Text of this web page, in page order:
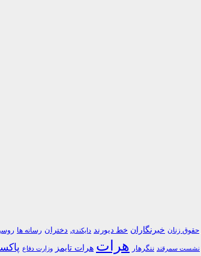
حقوق زنان خبرنگاران خط دیورند دایکندی دختران رسانه ها
نشست سمرقند ننگرهار هرات هرات تایمز وزارت دفاع